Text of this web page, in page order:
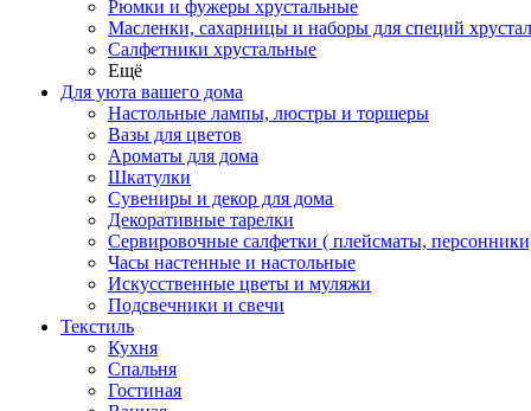
Рюмки и фужеры хрустальные
Масленки, сахарницы и наборы для специй
Салфетники хрустальные
Ещё
Для уюта вашего дома
Настольные лампы, люстры и торшеры
Вазы для цветов
Ароматы для дома
Шкатулки
Сувениры и декор для дома
Декоративные тарелки
Сервировочные салфетки ( плейсматы,
Часы настенные и настольные
Искусственные цветы и муляжи
Подсвечники и свечи
Текстиль
Кухня
Спальня
Гостиная